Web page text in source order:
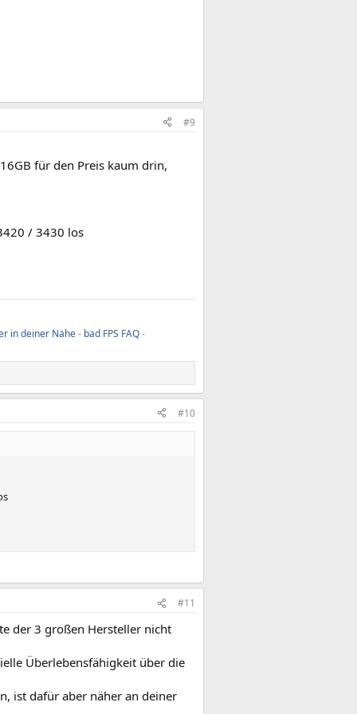
#9
für den Preis kaum drin,
/ 3430 los
in deiner Nähe- bad FPS FAQ-
#10
#11
der 3 großen Hersteller nicht
Überlebensfähigkeit über die
ist dafür aber näher an deiner